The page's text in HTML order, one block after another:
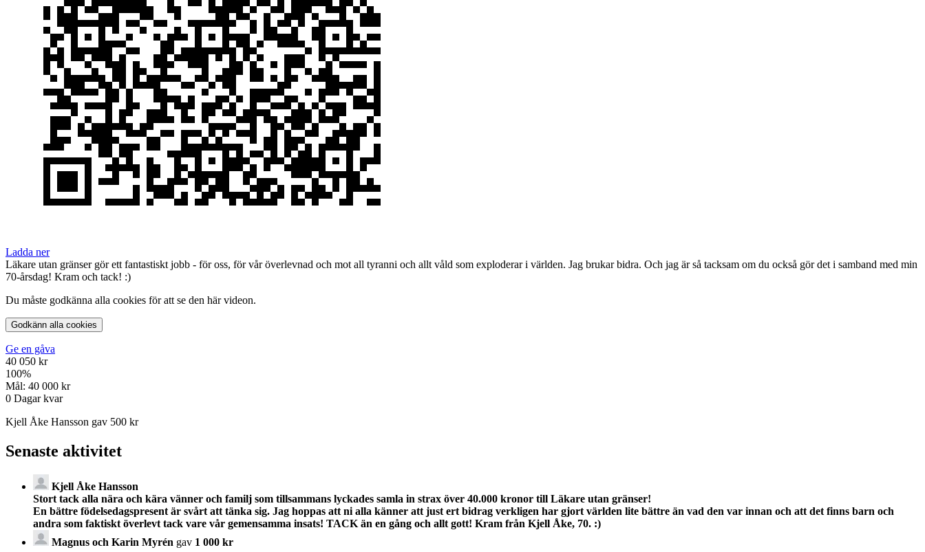
Ladda ner
Läkare utan gränser gör ett fantastiskt jobb - för oss, för vår överlevnad och mot all tyranni och allt våld som exploderar i världen. Jag brukar bidra. Och jag är så tacksam om du också gör det i samband med min
70-årsdag! Kram och tack! :)
Du måste godkänna alla cookies för att se den här videon.
Godkänn alla cookies
Ge en gåva
40 050 kr
100%
Mål: 40 000 kr
0 Dagar kvar
Kjell Åke Hansson gav 500 kr
Senaste aktivitet
Kjell Åke Hansson
Stort tack alla nära och kära vänner och familj som tillsammans lyckades samla in strax över 40.000 kronor till Läkare utan gränser!
En bättre födelsedagspresent är svårt att tänka sig. Jag hoppas att ni alla känner att just ert bidrag verkligen har gjort världen lite bättre än vad den var innan och att det finns barn och
andra som faktiskt överlevt tack vare vår gemensamma insats! TACK än en gång och allt gott! Kram från Kjell Åke, 70. :)
Magnus och Karin Myrén gav 1 000 kr